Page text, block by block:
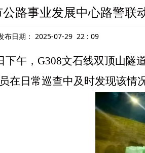
路事业发展中心路警联
布日期： 2025-07-29 22 : 09
下午，G308文石线双顶山隧
在日常巡查中及时发现该情